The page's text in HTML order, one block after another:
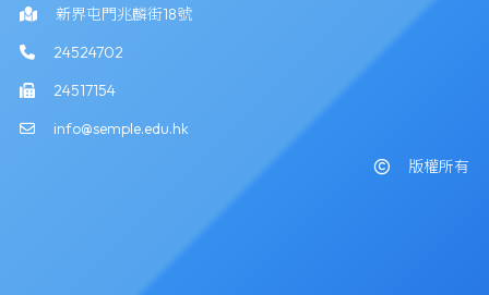
新界屯門兆麟街18號
24524702
24517154
info@semple.edu.hk
版權所有